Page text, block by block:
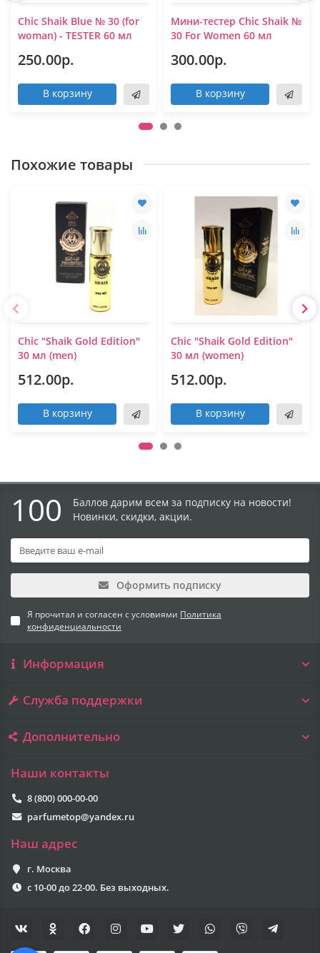
Chic Shaik Blue № 30 (for
woman) - TESTER 60 мл
250.00р.
В корзину
Мини-тестер Chic Shaik №
30 For Women 60 мл
300.00р.
В корзину
Похожие товары
Chic "Shaik Gold Edition"
30 мл (men)
512.00р.
В корзину
Chic "Shaik Gold Edition"
30 мл (women)
512.00р.
В корзину
100
Баллов дарим всем за подписку на новости!
Новинки, скидки, акции.
Оформить подписку
Я прочитал и согласен с условиями Политика
конфиденциальности
Информация
Служба поддержки
Дополнительно
Наши контакты
8 (800) 000-00-00
parfumetop@yandex.ru
Наш адрес
г. Москва
с 10-00 до 22-00. Без выходных.